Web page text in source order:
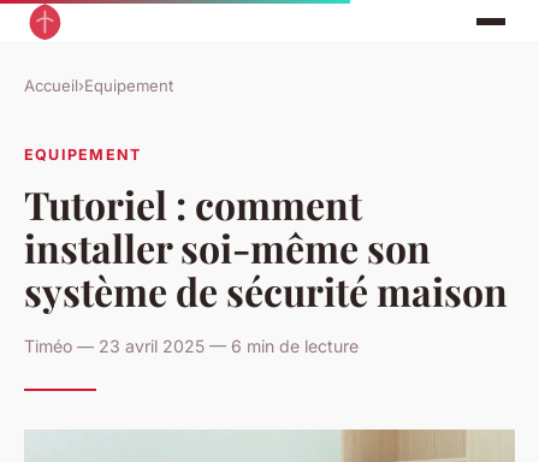
Accueil›Equipement
EQUIPEMENT
Tutoriel : comment
installer soi-même son
système de sécurité maison
Timéo — 23 avril 2025 — 6 min de lecture